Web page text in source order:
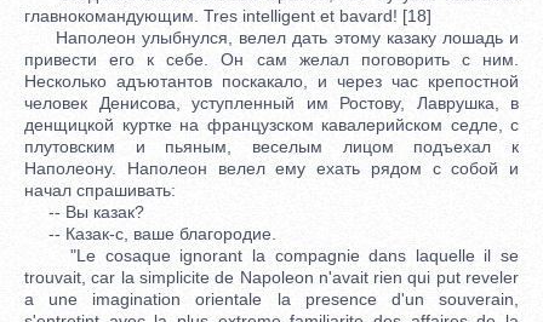
главнокомандующим. Tres intelligent et bavard! [18]
Наполеон улыбнулся, велел дать этому казаку лошадь и
привести его к себе. Он сам желал поговорить с ним.
Несколько адъютантов поскакало, и через час крепостной
человек Денисова, уступленный им Ростову, Лаврушка, в
денщицкой куртке на французском кавалерийском седле, с
плутовским и пьяным, веселым лицом подъехал к
Наполеону. Наполеон велел ему ехать рядом с собой и
начал спрашивать:
-- Вы казак?
-- Казак-с, ваше благородие.
"Le cosaque ignorant la compagnie dans laquelle il se
trouvait, car la simplicite de Napoleon n'avait rien qui put reveler
a une imagination orientale la presence d'un souverain,